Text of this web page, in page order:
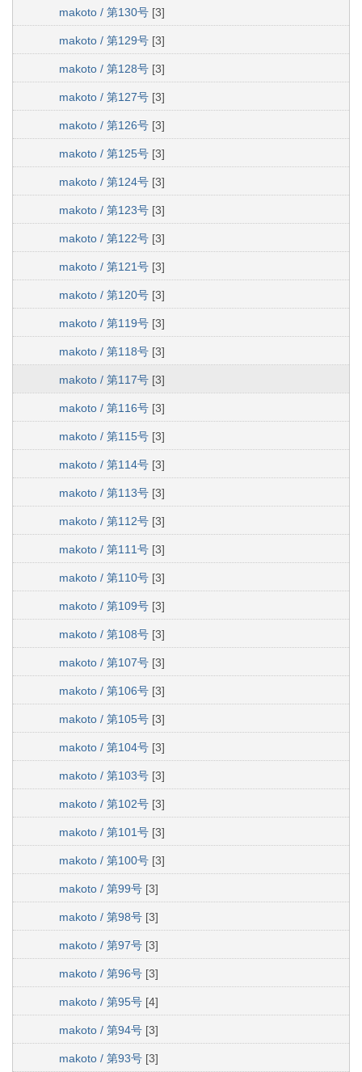
makoto / 第130号 [3]
makoto / 第129号 [3]
makoto / 第128号 [3]
makoto / 第127号 [3]
makoto / 第126号 [3]
makoto / 第125号 [3]
makoto / 第124号 [3]
makoto / 第123号 [3]
makoto / 第122号 [3]
makoto / 第121号 [3]
makoto / 第120号 [3]
makoto / 第119号 [3]
makoto / 第118号 [3]
makoto / 第117号 [3]
makoto / 第116号 [3]
makoto / 第115号 [3]
makoto / 第114号 [3]
makoto / 第113号 [3]
makoto / 第112号 [3]
makoto / 第111号 [3]
makoto / 第110号 [3]
makoto / 第109号 [3]
makoto / 第108号 [3]
makoto / 第107号 [3]
makoto / 第106号 [3]
makoto / 第105号 [3]
makoto / 第104号 [3]
makoto / 第103号 [3]
makoto / 第102号 [3]
makoto / 第101号 [3]
makoto / 第100号 [3]
makoto / 第99号 [3]
makoto / 第98号 [3]
makoto / 第97号 [3]
makoto / 第96号 [3]
makoto / 第95号 [4]
makoto / 第94号 [3]
makoto / 第93号 [3]